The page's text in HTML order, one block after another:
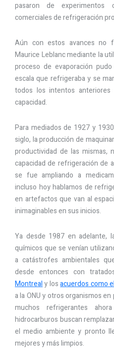
pasaron de experimentos
comerciales de refrigeración
Aún con estos avances no
Maurice Leblanc mediante la
proceso de evaporación
escala que refrigeraba y se
todos los intentos
capacidad.
Para mediados de 1927 y
siglo, la producción de
productividad de las
capacidad de refrigeración de
se fue ampliando a
incluso hoy hablamos de
en artefactos que van al
inimaginables en sus inicios.
Ya desde 1987 en adelante,
químicos que se venían
a catástrofes ambientales
desde entonces con
Montrealy losacuerdos como
a la ONU y otros organismos
muchos refrigerantes
hidrocarburos buscan
el medio ambiente y pronto
mejores y más limpios.